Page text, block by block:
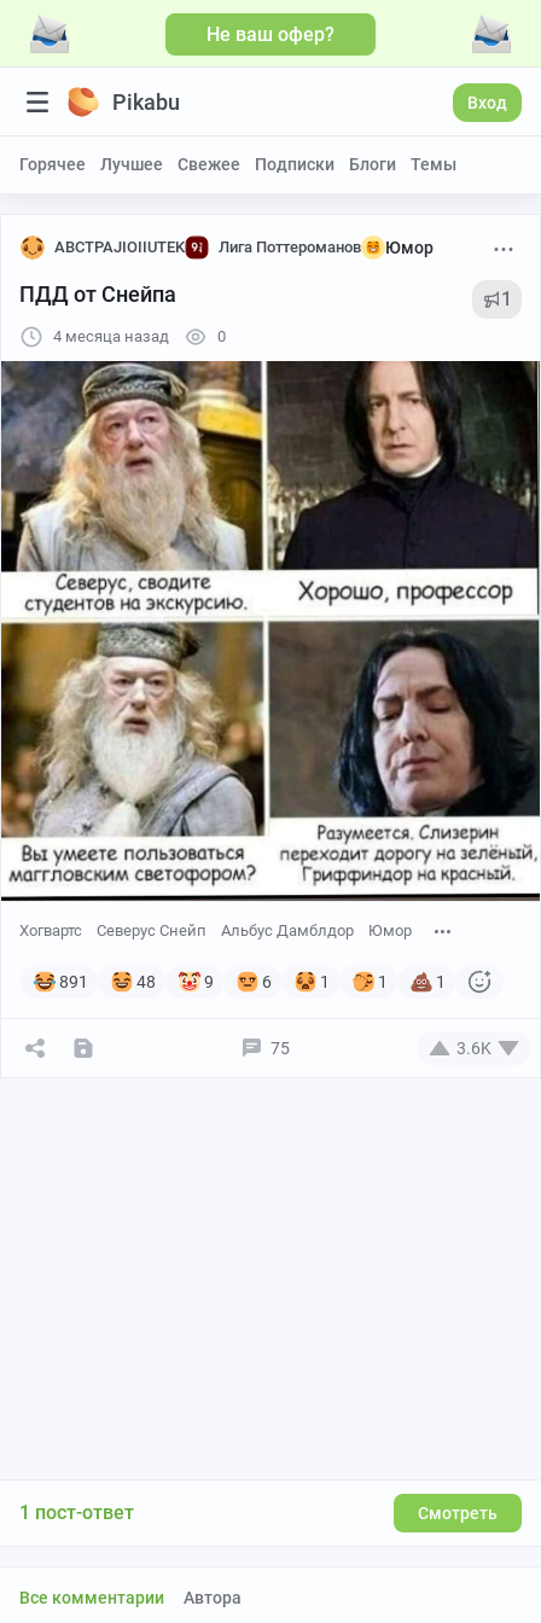
Не ваш офер?
Pikabu Вход
Горячее Лучшее Свежее Подписки Блоги Темы
ABCTPAJIOIIUTEK Лига Поттероманов Юмор
ПДД от Снейпа 1
4 месяца назад 0
Хогвартс Северус Снейп Альбус Дамблдор Юмор
891 48 9 6 1 1 1
75 3.6K
1 пост-ответ Смотреть
Все комментарии Автора